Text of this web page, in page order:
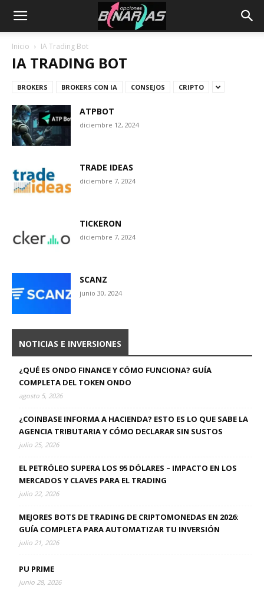
Inicio IA Trading Bot
IA TRADING BOT
BROKERS BROKERS CON IA CONSEJOS CRIPTO
ATPBOT
diciembre 12, 2024
TRADE IDEAS
diciembre 7, 2024
TICKERON
diciembre 7, 2024
SCANZ
junio 30, 2024
NOTICIAS E INVERSIONES
¿QUÉ ES ONDO FINANCE Y CÓMO FUNCIONA? GUÍA
COMPLETA DEL TOKEN ONDO
agosto 5, 2026
¿COINBASE INFORMA A HACIENDA? ESTO ES LO QUE SABE LA
AGENCIA TRIBUTARIA Y CÓMO DECLARAR SIN SUSTOS
julio 25, 2026
EL PETRÓLEO SUPERA LOS 95 DÓLARES – IMPACTO EN LOS
MERCADOS Y CLAVES PARA EL TRADING
julio 22, 2026
MEJORES BOTS DE TRADING DE CRIPTOMONEDAS EN 2026:
GUÍA COMPLETA PARA AUTOMATIZAR TU INVERSIÓN
julio 21, 2026
PU PRIME
junio 28, 2026